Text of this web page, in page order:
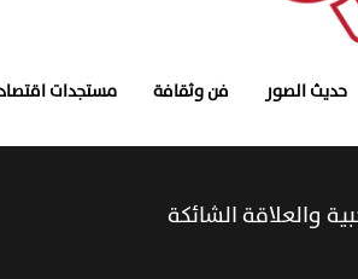
حديث الصور فن وثقافة مستجدات
والعلاقة الشائكة